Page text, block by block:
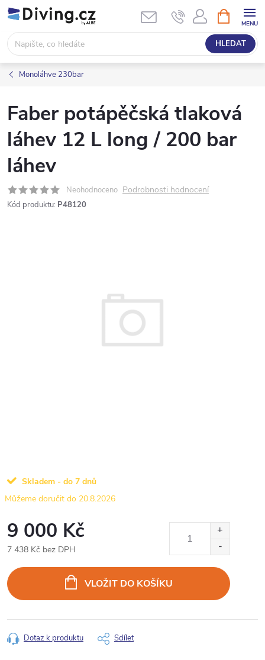
Přejít
na
obsah
HLEDAT
NÁKUPNÍ
KOŠÍK
Monoláhve 230bar
Faber potápěčská tlaková
láhev 12 L long / 200 bar
láhev
Neohodnoceno Podrobnosti hodnocení
Kód produktu: P48120
Skladem - do 7 dnů
20.8.2026
9 000 Kč
7 438 Kč bez DPH
cena:
VLOŽIT DO KOŠÍKU
Dotaz k produktu Sdílet